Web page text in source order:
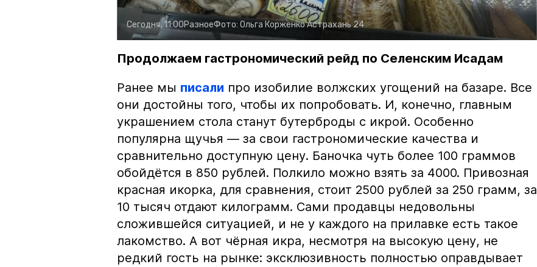
Сегодня, 11:00РазноеФото: Ольга КорженкоАстрахань 24
Продолжаем гастрономический рейд по Селенским Исадам
Ранее мы писали про изобилие волжских угощений на базаре. Все
они достойны того, чтобы их попробовать. И, конечно, главным
украшением стола станут бутерброды с икрой. Особенно
популярна щучья — за свои гастрономические качества и
сравнительно доступную цену. Баночка чуть более 100 граммов
обойдётся в 850 рублей. Полкило можно взять за 4000. Привозная
красная икорка, для сравнения, стоит 2500 рублей за 250 грамм, за
10 тысяч отдают килограмм. Сами продавцы недовольны
сложившейся ситуацией, и не у каждого на прилавке есть такое
лакомство. А вот чёрная икра, несмотря на высокую цену, не
редкий гость на рынке: эксклюзивность полностью оправдывает